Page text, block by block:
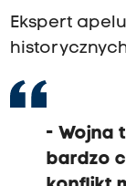
Ekspert
- Wojna
bardzo